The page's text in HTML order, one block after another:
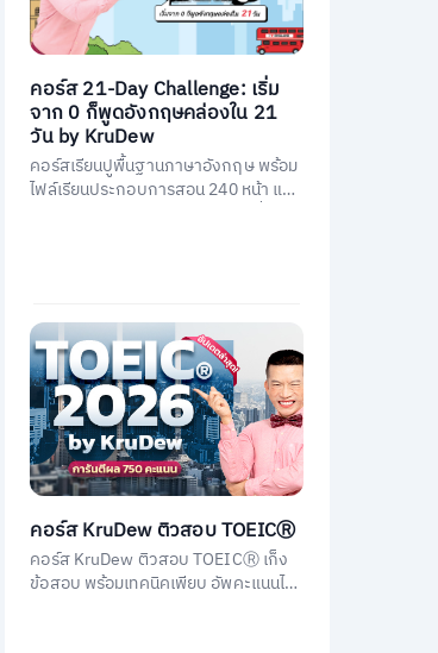
คอร์ส 21-Day Challenge: เริ่ม
จาก 0 ก็พูดอังกฤษคล่องใน 21
วัน by KruDew
คอร์สเรียนปูพื้นฐานภาษาอังกฤษ พร้อม
ไฟล์เรียนประกอบการสอน 240 หน้า และ
คอร์ส KruDew ติวสอบ TOEICⓇ
คอร์ส KruDew ติวสอบ TOEICⓇ เก็ง
ข้อสอบ พร้อมเทคนิคเพียบ อัพคะแนนได้